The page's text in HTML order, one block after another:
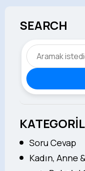
SEARCH
Soru Cevap
Kadın, Anne